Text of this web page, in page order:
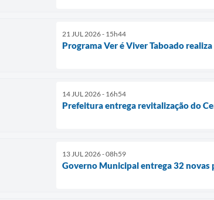
21 JUL 2026 - 15h44
Programa Ver é Viver Taboado
14 JUL 2026 - 16h54
Prefeitura entrega revitalização do
13 JUL 2026 - 08h59
Governo Municipal entrega 32 novas